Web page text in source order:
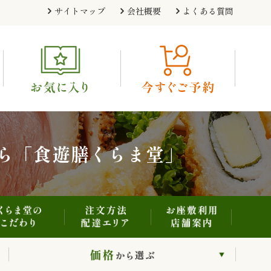
サイトマップ 会社概要 よくある質問
「食遊膳くらま堂」
ら選ぶ
価格から選ぶ